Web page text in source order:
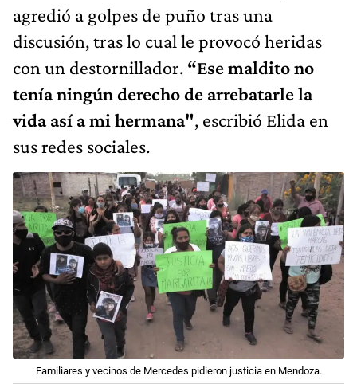
agredió a golpes de puño tras una
discusión, tras lo cual le provocó heridas
con un destornillador. “Ese maldito no
tenía ningún derecho de arrebatarle la
vida así a mi hermana", escribió Elida en
sus redes sociales.
Familiares y vecinos de Mercedes pidieron justicia en Mendoza.